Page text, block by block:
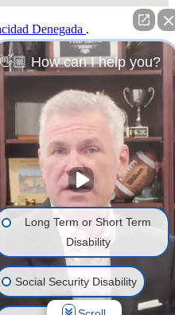
Denegada .
de privacidad
👋🏼 How can I help you?
Long Term or Short Term
Disability
Social Security Disability